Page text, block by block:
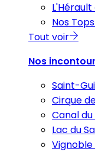
Nos
Tout voir
Nos
Saint-
Cirque
Canal du
Lac du
Vignoble